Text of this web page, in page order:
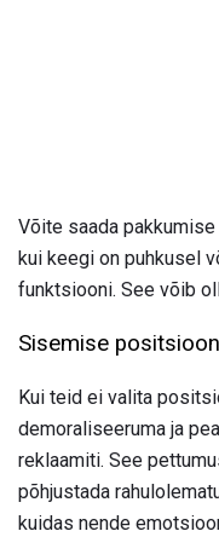
Võite saada
kui keegi on puhkusel
funktsiooni. See võib
Sisemise
Kui teid ei valita
demoraliseeruma ja
reklaamiti. See
põhjustada
kuidas nende